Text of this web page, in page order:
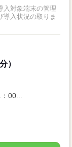
入対象端末の管理
入状況の取りま
）
00...